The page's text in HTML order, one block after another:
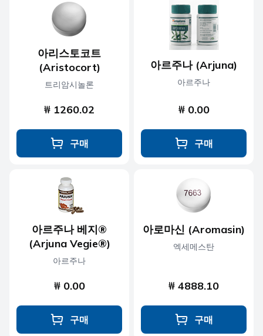
아리스토코트
(Aristocort)
트리암시놀론
₩ 1260.02
구매
아르주나 (Arjuna)
아르주나
₩ 0.00
구매
아르주나 베지®
(Arjuna Vegie®)
아르주나
₩ 0.00
구매
아로마신 (Aromasin)
엑세메스탄
₩ 4888.10
구매